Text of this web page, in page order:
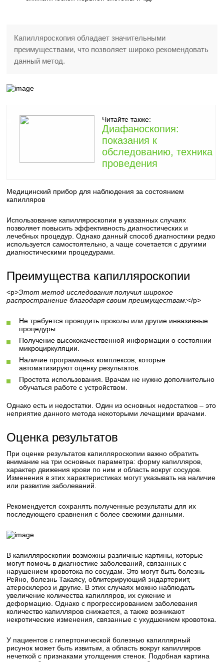
Капилляроскопия обладает значительными
преимуществами, что позволяет широко рекомендовать
данный метод.
Читайте также:
Диафаноскопия:
показания к
обследованию, техника
проведения
Медицинский прибор для наблюдения за состоянием
капилляров
Использование капилляроскопии в указанных случаях
позволяет повысить эффективность диагностических и
лечебных процедур. Однако данный способ диагностики редко
используется самостоятельно, а чаще сочетается с другими
диагностическими процедурами.
Преимущества капилляроскопии
<р>Этот метод исследования получил широкое
распространение благодаря своим преимуществам:</р>
Не требуется проводить проколы или другие инвазивные
процедуры.
Получение высококачественной информации о состоянии
микроциркуляции.
Наличие программных комплексов, которые
автоматизируют оценку результатов.
Простота использования. Врачам не нужно дополнительно
обучаться работе с устройством.
Однако есть и недостатки. Один из основных недостатков – это
неприятие данного метода некоторыми лечащими врачами.
Оценка результатов
При оценке результатов капилляроскопии важно обратить
внимание на три основных параметра: форму капилляров,
характер движения крови по ним и область вокруг сосудов.
Изменения в этих характеристиках могут указывать на наличие
или развитие заболеваний.
Рекомендуется сохранять полученные результаты для их
последующего сравнения с более свежими данными.
В капилляроскопии возможны различные картины, которые
могут помочь в диагностике заболеваний, связанных с
нарушением кровотока по сосудам. Это могут быть болезнь
Рейно, болезнь Такаясу, облитерирующий эндартериит,
атеросклероз и другие. В этих случаях можно наблюдать
увеличение количества капилляров, их сужение и
деформацию. Однако с прогрессированием заболевания
количество капилляров снижается, а также возникают
некротические изменения, связанные с ухудшением кровотока.
У пациентов с гипертонической болезнью капиллярный
рисунок может быть извитым, а область вокруг капилляров
нечеткой с признаками утолщения стенок. Подобная картина